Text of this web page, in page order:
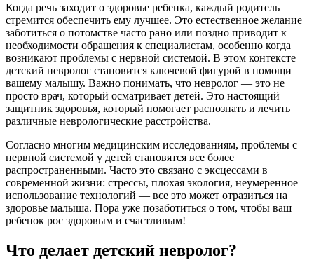
Когда речь заходит о здоровье ребенка, каждый родитель
стремится обеспечить ему лучшее. Это естественное желание
заботиться о потомстве часто рано или поздно приводит к
необходимости обращения к специалистам, особенно когда
возникают проблемы с нервной системой. В этом контексте
детский невролог становится ключевой фигурой в помощи
вашему малышу. Важно понимать, что невролог — это не
просто врач, который осматривает детей. Это настоящий
защитник здоровья, который помогает распознать и лечить
различные неврологические расстройства.
Согласно многим медицинским исследованиям, проблемы с
нервной системой у детей становятся все более
распространенными. Часто это связано с эксцессами в
современной жизни: стрессы, плохая экология, неумеренное
использование технологий — все это может отразиться на
здоровье малыша. Пора уже позаботиться о том, чтобы ваш
ребенок рос здоровым и счастливым!
Что делает детский невролог?